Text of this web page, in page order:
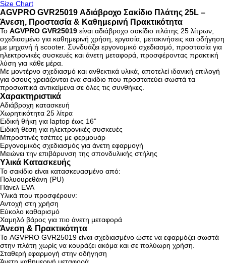
Size Chart
AGVPRO GVR25019 Αδιάβροχο Σακίδιο Πλάτης 25L –
Άνεση, Προστασία & Καθημερινή Πρακτικότητα
Το AGVPRO GVR25019 είναι αδιάβροχο σακίδιο πλάτης 25 λίτρων,
σχεδιασμένο για καθημερινή χρήση, εργασία, μετακινήσεις και οδήγηση
με μηχανή ή scooter. Συνδυάζει εργονομικό σχεδιασμό, προστασία για
ηλεκτρονικές συσκευές και άνετη μεταφορά, προσφέροντας πρακτική
λύση για κάθε μέρα.
Με μοντέρνο σχεδιασμό και ανθεκτικά υλικά, αποτελεί ιδανική επιλογή
για όσους χρειάζονται ένα σακίδιο που προστατεύει σωστά τα
προσωπικά αντικείμενα σε όλες τις συνθήκες.
Χαρακτηριστικά
Αδιάβροχη κατασκευή
Χωρητικότητα 25 λίτρα
Ειδική θήκη για laptop έως 16”
Ειδική θέση για ηλεκτρονικές συσκευές
Μπροστινές τσέπες με φερμουάρ
Εργονομικός σχεδιασμός για άνετη εφαρμογή
Μειώνει την επιβάρυνση της σπονδυλικής στήλης
Υλικά Κατασκευής
Το σακίδιο είναι κατασκευασμένο από:
Πολυουρεθάνη (PU)
Πάνελ EVA
Υλικά που προσφέρουν:
Αντοχή στη χρήση
Εύκολο καθαρισμό
Χαμηλό βάρος για πιο άνετη μεταφορά
Άνεση & Πρακτικότητα
Το AGVPRO GVR25019 είναι σχεδιασμένο ώστε να εφαρμόζει σωστά
στην πλάτη χωρίς να κουράζει ακόμα και σε πολύωρη χρήση.
Σταθερή εφαρμογή στην οδήγηση
Άνετη καθημερινή μεταφορά